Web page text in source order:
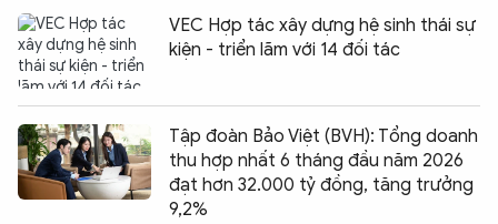
VEC Hợp tác xây dựng hệ sinh thái sự
kiện - triển lãm với 14 đối tác
Tập đoàn Bảo Việt (BVH): Tổng doanh
thu hợp nhất 6 tháng đầu năm 2026
đạt hơn 32.000 tỷ đồng, tăng trưởng
9,2%